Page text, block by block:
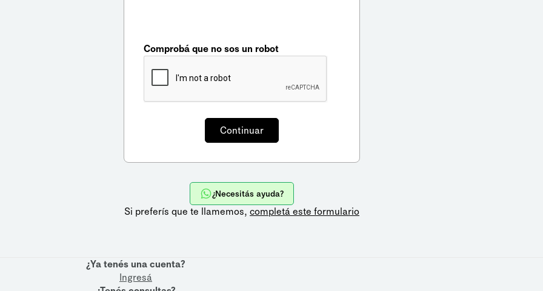
Comprobá que no sos un robot
¿Necesitás ayuda?
Si preferís que te llamemos, completá este formulario
¿Ya tenés una cuenta?
Ingresá